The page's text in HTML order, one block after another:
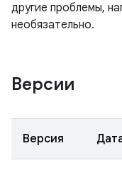
другие проблемы,
необязательно.
Версии
Версия